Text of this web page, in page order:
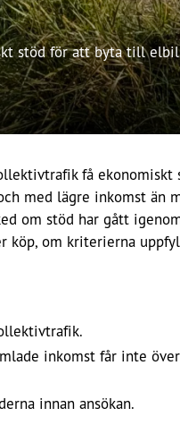
stöd för att byta till
få
med lägre inkomst än
om stöd har gått
köp, om kriterierna
inkomst får inte
innan ansökan.